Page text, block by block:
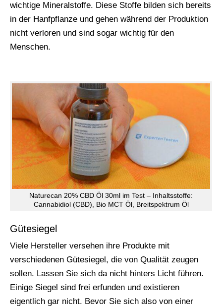
wichtige Mineralstoffe. Diese Stoffe bilden sich bereits
in der Hanfpflanze und gehen während der Produktion
nicht verloren und sind sogar wichtig für den
Menschen.
Naturecan 20% CBD Öl 30ml im Test – Inhaltsstoffe:
Cannabidiol (CBD), Bio MCT Öl, Breitspektrum Öl
Gütesiegel
Viele Hersteller versehen ihre Produkte mit
verschiedenen Gütesiegel, die von Qualität zeugen
sollen. Lassen Sie sich da nicht hinters Licht führen.
Einige Siegel sind frei erfunden und existieren
eigentlich gar nicht. Bevor Sie sich also von einer